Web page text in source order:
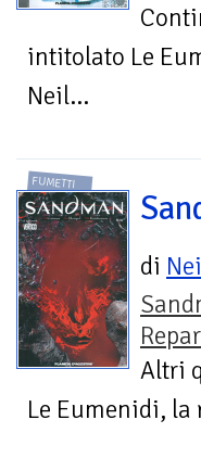
intitolato Le
Neil...
FUMETTI
di
Altri
Le Eumenidi,